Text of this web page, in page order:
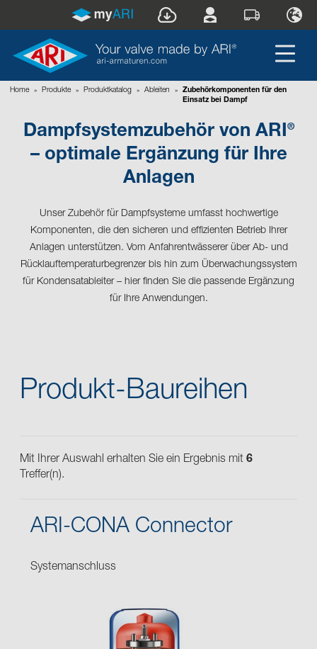
Home » Produkte » Produktkatalog » Ableiten »
Zubehörkomponenten für den
Einsatz bei Dampf
Dampfsystemzubehör von ARI®
– optimale Ergänzung für Ihre
Anlagen
Unser Zubehör für Dampfsysteme umfasst hochwertige
Komponenten, die den sicheren und effizienten Betrieb Ihrer
Anlagen unterstützen. Vom Anfahrentwässerer über Ab- und
Rücklauftemperaturbegrenzer bis hin zum Überwachungssystem
für Kondensatableiter – hier finden Sie die passende Ergänzung
für Ihre Anwendungen.